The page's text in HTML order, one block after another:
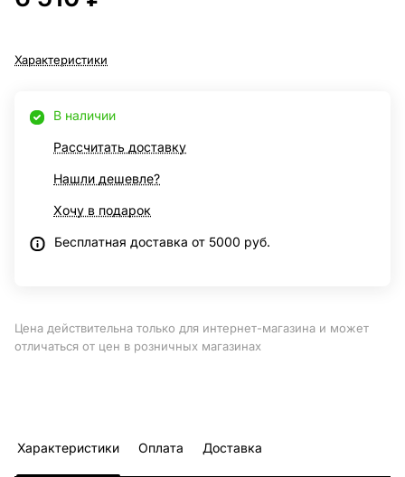
Характеристики
В наличии
Рассчитать доставку
Нашли дешевле?
Хочу в подарок
Бесплатная доставка от 5000 руб.
Цена действительна только для интернет-магазина и может
отличаться от цен в розничных магазинах
Характеристики Оплата Доставка